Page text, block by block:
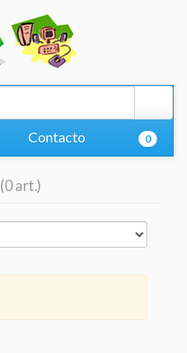
Contacto 0
(0 art.)